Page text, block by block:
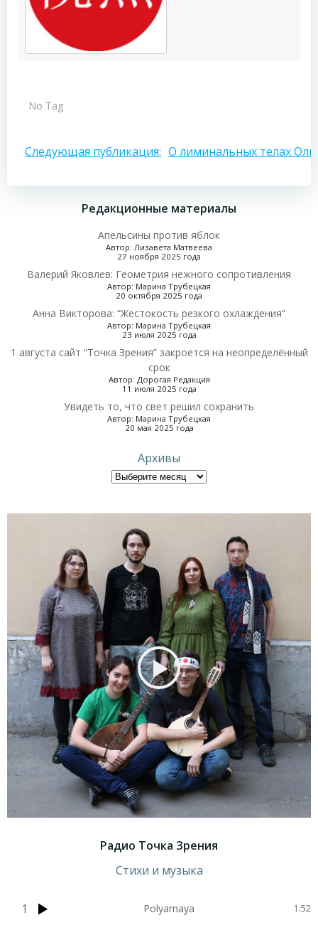
No Tag
Навигация
по
записям
Следующая публикация: О лиминальных телах
Редакционные материалы
Апельсины против яблок
Автор: Лизавета Матвеева
27 ноября 2025 года
Валерий Яковлев: Геометрия нежного сопротивления
Автор: Марина Трубецкая
20 октября 2025 года
Анна Викторова: “Жестокость резкого охлаждения”
Автор: Марина Трубецкая
23 июля 2025 года
1 августа сайт “Точка Зрения” закроется на неопределённый
срок
Автор: Дорогая Редакция
11 июля 2025 года
Увидеть то, что свет решил сохранить
Автор: Марина Трубецкая
20 мая 2025 года
Архивы
Радио Точка Зрения
Стихи и музыка
1 Polyarnaya 1:52